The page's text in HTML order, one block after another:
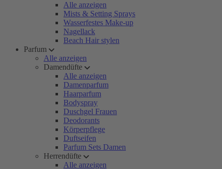
Alle anzeigen
Mists & Setting Sprays
Wasserfestes Make-up
Nagellack
Beach Hair stylen
Parfum
Alle anzeigen
Damendüfte
Alle anzeigen
Damenparfum
Haarparfum
Bodyspray
Duschgel Frauen
Deodorants
Körperpflege
Duftseifen
Parfum Sets Damen
Herrendüfte
Alle anzeigen